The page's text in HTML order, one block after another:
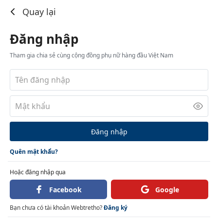
Quay lại
Đăng nhập
Tham gia chia sẻ cùng cộng đồng phụ nữ hàng đầu Việt Nam
Đăng nhập
Quên mật khẩu?
Hoặc đăng nhập qua
Facebook Google
Bạn chưa có tài khoản Webtretho?Đăng ký